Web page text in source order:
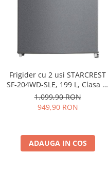
Frigider cu 2 usi STARCREST
SF-204WD-SLE, 199 L, Clasa E,
Dozator Apa, Iluminare LED,
Termostat Ajustabil, Usi
reversibile, H 143 cm, Argintiu
1.099,90 RON
949,90 RON
ADAUGA IN COS